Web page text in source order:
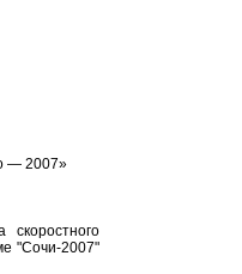
— 2007»
"Сочи-2007"